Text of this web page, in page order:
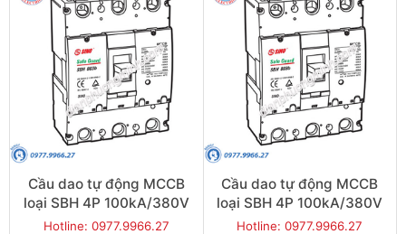
Cầu dao tự động MCCB
loại SBH 4P 100kA/380V
800A - Model
Hotline: 0977.9966.27
Cầu dao tự động MCCB
loại SBH 4P 100kA/380V
700A - Model
Hotline: 0977.9966.27